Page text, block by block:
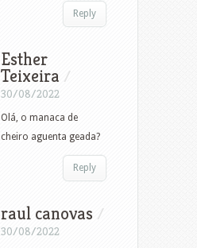
Reply
Esther
Teixeira /
30/08/2022
Olá, o manaca de
cheiro aguenta geada?
Reply
raul canovas /
30/08/2022